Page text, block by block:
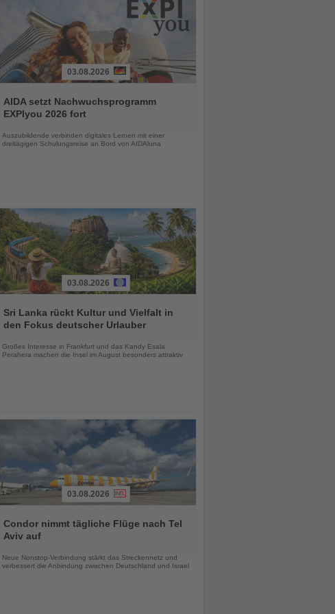
Sie
die
Nachrichten
03.08.2026
AIDA setzt Nachwuchsprogramm
EXPIyou 2026 fort
Auszubildende verbinden digitales Lernen mit einer
dreitägigen Schulungsreise an Bord von AIDAluna
Sie
die
03.08.2026
Sri Lanka rückt Kultur und Vielfalt in
den Fokus deutscher Urlauber
Großes Interesse in Frankfurt und das Kandy Esala
Perahera machen die Insel im August besonders attraktiv
Sie
die
03.08.2026
Condor nimmt tägliche Flüge nach Tel
Aviv auf
Neue Nonstop-Verbindung stärkt das Streckennetz und
verbessert die Anbindung zwischen Deutschland und Israel